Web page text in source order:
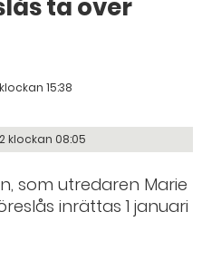
ta över
15:38
klockan 08:05
som utredaren Marie
inrättas 1 januari